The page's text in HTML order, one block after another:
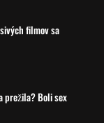
filmov sa
prežila? Boli sex